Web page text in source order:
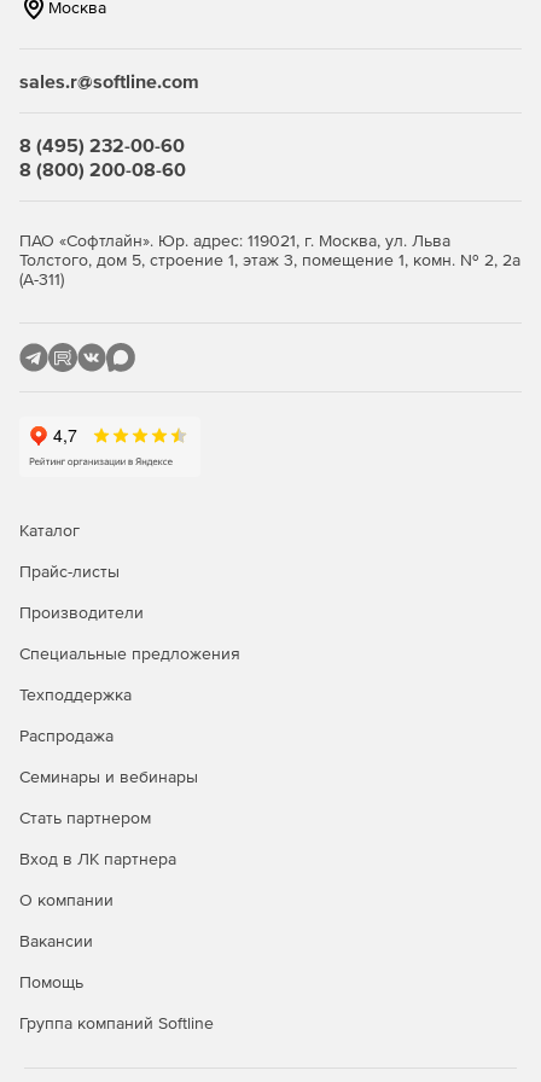
Эта передовая технология позволяет нескольким
способность беспроводной сети.
Москва
sales.r@softline.com
8 (495) 232-00-60
8 (800) 200-08-60
ПАО «Софтлайн». Юр. адрес: 119021, г. Москва, ул. Льва
Толстого, дом 5, строение 1, этаж 3, помещение 1, комн. № 2, 2а
(А-311)
Каталог
Прайс-листы
Производители
Специальные предложения
Техподдержка
Распродажа
Семинары и вебинары
Стать партнером
Вход в ЛК партнера
О компании
Вакансии
Помощь
Группа компаний Softline